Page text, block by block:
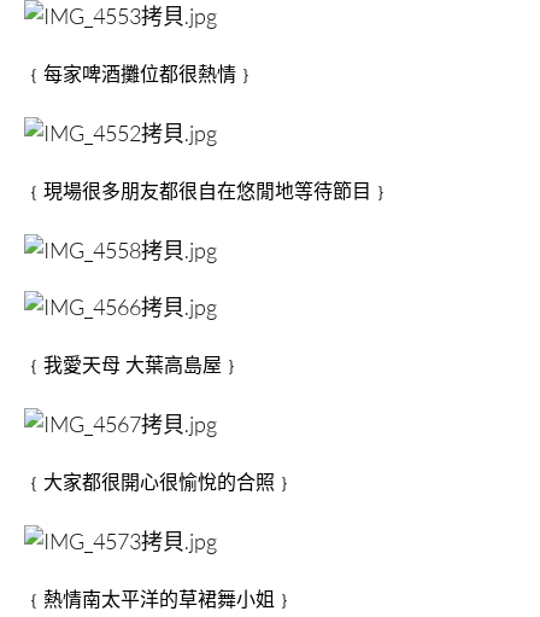
﹛每家啤酒攤位都很熱情﹜
﹛現場很多朋友都很自在悠閒地等待節目﹜
﹛我愛天母 大葉高島屋﹜
﹛大家都很開心很愉悅的合照﹜
﹛熱情南太平洋的草裙舞小姐﹜